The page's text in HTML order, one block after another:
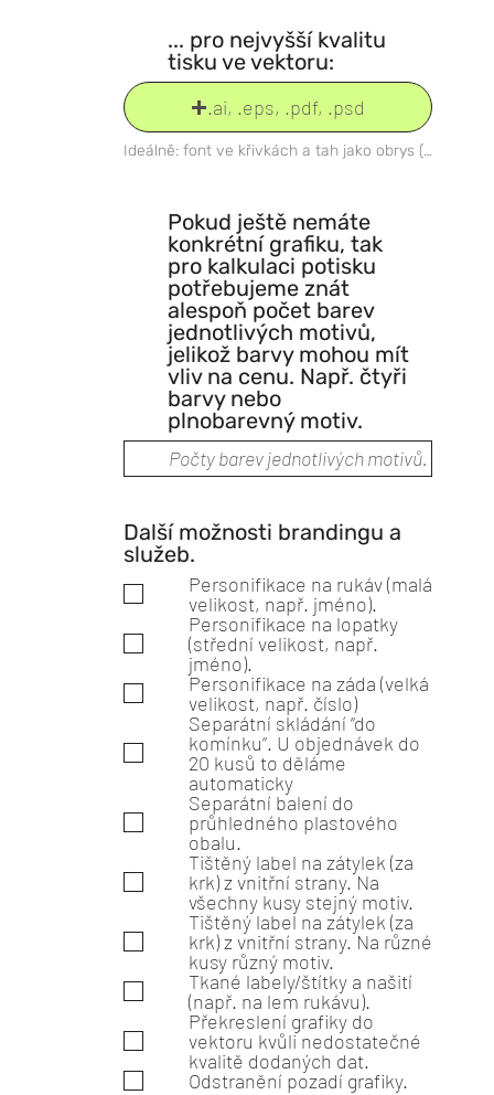
Další možnosti brandingu a
služeb.
Personifikace na rukáv (malá
velikost, např. jméno).
Personifikace na lopatky
(střední velikost, např.
jméno).
Personifikace na záda (velká
velikost, např. číslo)
Separátní skládání “do
komínku”. U objednávek do
20 kusů to děláme
automaticky
Separátní balení do
průhledného plastového
obalu.
Tištěný label na zátylek (za
krk) z vnitřní strany. Na
všechny kusy stejný motiv.
Tištěný label na zátylek (za
krk) z vnitřní strany. Na různé
kusy různý motiv.
Tkané labely/štítky a našití
(např. na lem rukávu).
Překreslení grafiky do
vektoru kvůli nedostatečné
kvalitě dodaných dat.
Odstranění pozadí grafiky.
Pokud ještě nemáte
konkrétní grafiku, tak
pro kalkulaci potisku
potřebujeme znát
alespoň počet barev
jednotlivých motivů,
jelikož barvy mohou mít
vliv na cenu. Např. čtyři
barvy nebo
plnobarevný motiv.
... pro nejvyšší kvalitu
tisku ve vektoru:
.ai, .eps, .pdf, .psd
Ideálně: font ve křivkách a tah jako obrys (bez tloušťky).